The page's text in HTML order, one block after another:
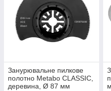
Занурювальне пилкове
полотно Metabo CLASSIC,
деревина, Ø 87 мм